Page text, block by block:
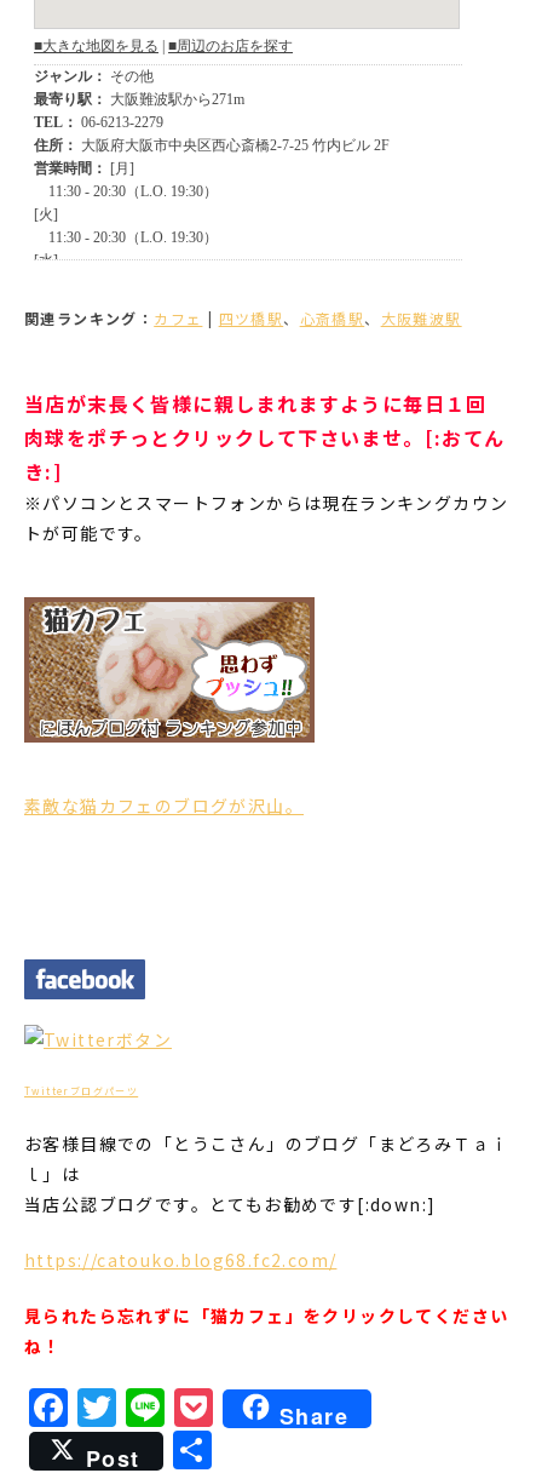
関連ランキング： カフェ | 四ツ橋駅、 心斎橋駅、 大阪難波駅
当店が末長く皆様に親しまれますように毎日１回
肉球をポチっとクリックして下さいませ。[:おてん
き:]
※パソコンとスマートフォンからは現在ランキングカウン
トが可能です。
素敵な猫カフェのブログが沢山。
Twitterブログパーツ
お客様目線での「とうこさん」のブログ「まどろみＴａｉ
ｌ」は
当店公認ブログです。とてもお勧めです[:down:]
https://catouko.blog68.fc2.com/
見られたら忘れずに「猫カフェ」をクリックしてください
ね！
Facebook
Twitter
LinePocket
Share
Post
共